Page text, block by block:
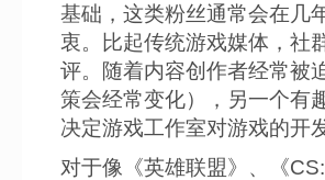
基础，这类粉丝通常会在几
衷。比起传统游戏媒体，社
评。随着内容创作者经常被
策会经常变化），另一个有
决定游戏工作室对游戏的开发
对于像《英雄联盟》、《